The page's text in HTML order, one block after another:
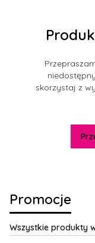
skorzystaj z
Promocje
Wszystkie produkty